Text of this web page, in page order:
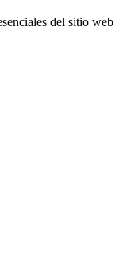
del sitio